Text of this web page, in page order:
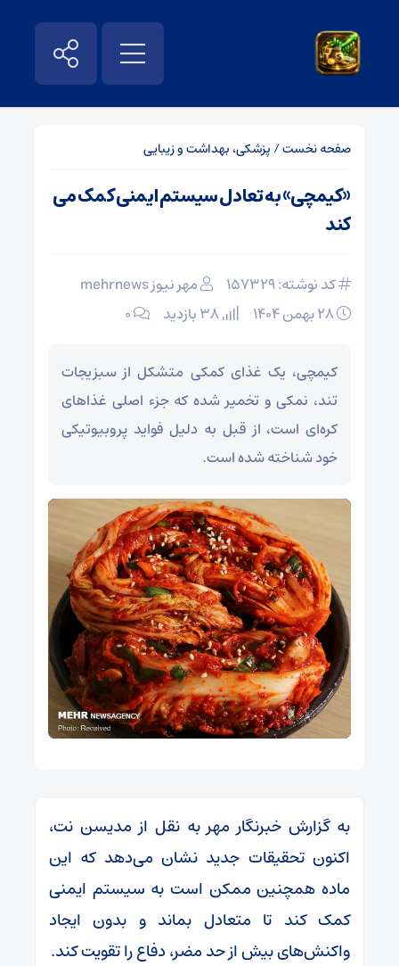
صفحه نخست/ پزشکی، بهداشت و زیبایی
«کیمچی» به تعادل سیستم ایمنی کمک می
کند
کد نوشته: 157329
مهر نیوز mehrnews
۰
کیمچی، یک غذای کمکی متشکل از سبزیجات
تند، نمکی و تخمیر شده که جزء اصلی غذاهای
کره‌ای است، از قبل به دلیل فواید پروبیوتیکی
خود شناخته شده است.
به گزارش خبرنگار مهر به نقل از مدیسن نت،
اکنون تحقیقات جدید نشان می‌دهد که این
ماده همچنین ممکن است به سیستم ایمنی
کمک کند تا متعادل بماند و بدون ایجاد
واکنش‌های بیش از حد مضر، دفاع را تقویت کند.